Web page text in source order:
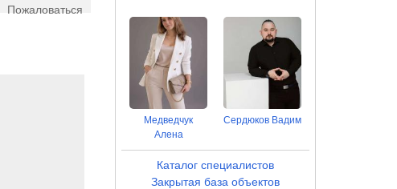
Пожаловаться
Медведчук
Алена
Сердюков Вадим
Каталог специалистов
Закрытая база объектов